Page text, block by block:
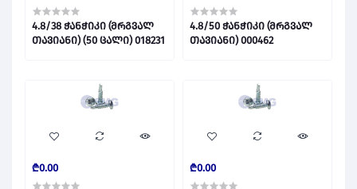
4.8/38 ჭანჭიკი (მრგვალ
თავიანი) (50 ცალი) 018231
4.8/50 ჭანჭიკი (მრგვალ
თავიანი) 000462
₾0.00 ₾0.00